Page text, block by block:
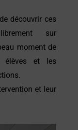
découvrir ces
sur
moment de
élèves et les
et leur